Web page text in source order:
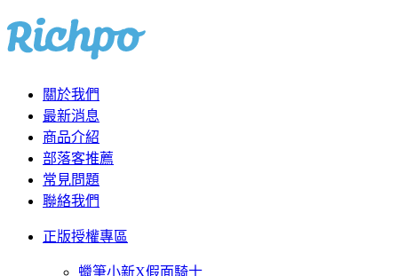
關於我們
最新消息
商品介紹
部落客推薦
常見問題
聯絡我們
正版授權專區
蠟筆小新X假面騎士